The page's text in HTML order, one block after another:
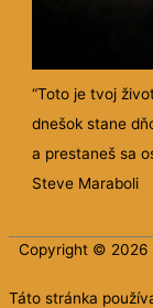
“Toto je tvoj
dnešok stane
a prestaneš sa
Steve Maraboli
Copyright © 2026
Táto stránka